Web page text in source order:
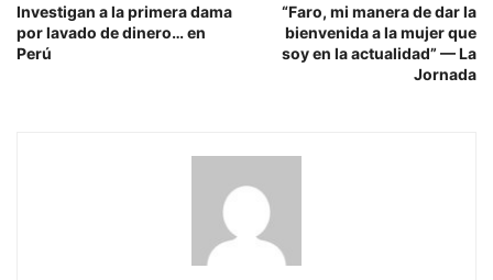
Investigan a la primera dama
por lavado de dinero… en
Perú
“Faro, mi manera de dar la
bienvenida a la mujer que
soy en la actualidad” — La
Jornada